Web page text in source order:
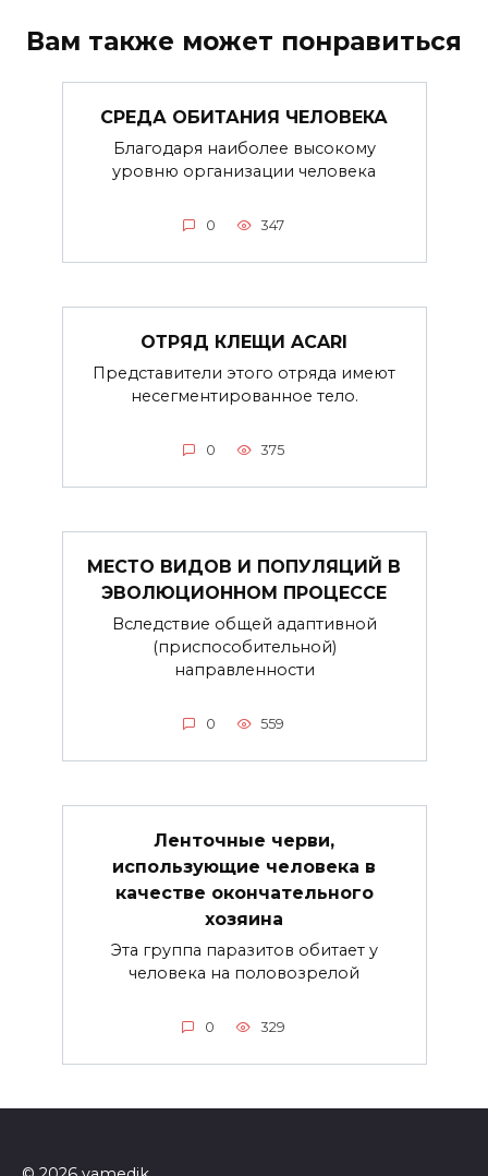
Вам также может понравиться
СРЕДА ОБИТАНИЯ ЧЕЛОВЕКА
Благодаря наиболее высокому
уровню организации человека
0 347
ОТРЯД КЛЕЩИ ACARI
Представители этого отряда имеют
несегментированное тело.
0 375
МЕСТО ВИДОВ И ПОПУЛЯЦИЙ В
ЭВОЛЮЦИОННОМ ПРОЦЕССЕ
Вследствие общей адаптивной
(приспособительной)
направленности
0 559
Ленточные черви,
использующие человека в
качестве окончательного
хозяина
Эта группа паразитов обитает у
человека на половозрелой
0 329